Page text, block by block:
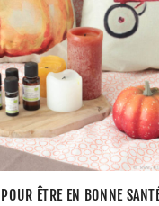
ÊTRE EN BONNE